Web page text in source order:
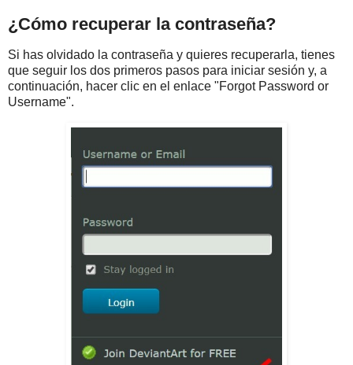
¿Cómo recuperar la contraseña?
Si has olvidado la contraseña y quieres recuperarla, tienes
que seguir los dos primeros pasos para iniciar sesión y, a
continuación, hacer clic en el enlace "Forgot Password or
Username".